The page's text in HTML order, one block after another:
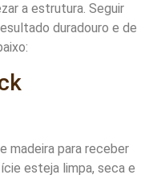
a estrutura. Seguir
duradouro e de
madeira para receber
esteja limpa, seca e